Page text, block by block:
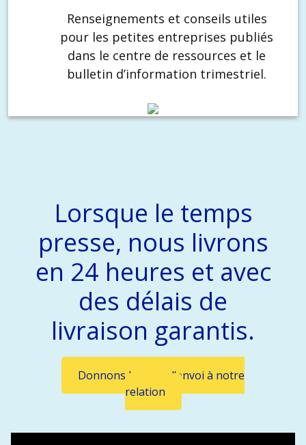
Renseignements et conseils utiles
pour les petites entreprises publiés
dans le centre de ressources et le
bulletin d’information trimestriel.
Lorsque le temps
presse, nous livrons
en 24 heures et avec
des délais de
livraison garantis.
Donnons le coup d’envoi à notre
relation